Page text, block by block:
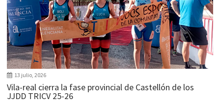
13 julio, 2026
Vila-real cierra la fase provincial de Castellón de los
JJDD TRICV 25-26